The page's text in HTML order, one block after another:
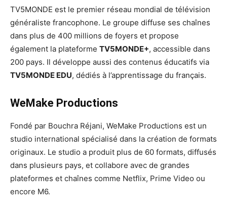
TV5MONDE est le premier réseau mondial de télévision
généraliste francophone. Le groupe diffuse ses chaînes
dans plus de 400 millions de foyers et propose
également la plateforme TV5MONDE+, accessible dans
200 pays. Il développe aussi des contenus éducatifs via
TV5MONDE EDU, dédiés à l’apprentissage du français.
WeMake Productions
Fondé par Bouchra Réjani, WeMake Productions est un
studio international spécialisé dans la création de formats
originaux. Le studio a produit plus de 60 formats, diffusés
dans plusieurs pays, et collabore avec de grandes
plateformes et chaînes comme Netflix, Prime Video ou
encore M6.